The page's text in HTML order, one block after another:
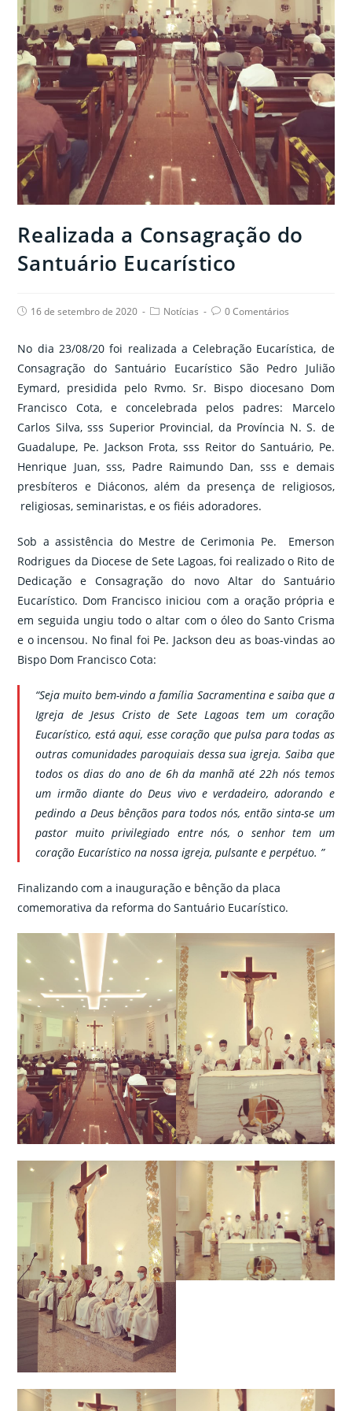
Realizada a Consagração do
Santuário Eucarístico
Post16 de setembro de 2020
PostNotícias
Post0 Comentários
No dia 23/08/20 foi realizada a Celebração Eucarística, de
Consagração do Santuário Eucarístico São Pedro Julião
Eymard, presidida pelo Rvmo. Sr. Bispo diocesano Dom
Francisco Cota, e concelebrada pelos padres: Marcelo
Carlos Silva, sss Superior Provincial, da Província N. S. de
Guadalupe, Pe. Jackson Frota, sss Reitor do Santuário, Pe.
Henrique Juan, sss, Padre Raimundo Dan, sss e demais
presbíteros e Diáconos, além da presença de religiosos,
religiosas, seminaristas, e os fiéis adoradores.
Sob a assistência do Mestre de Cerimonia Pe. Emerson
Rodrigues da Diocese de Sete Lagoas, foi realizado o Rito de
Dedicação e Consagração do novo Altar do Santuário
Eucarístico. Dom Francisco iniciou com a oração própria e
em seguida ungiu todo o altar com o óleo do Santo Crisma
e o incensou. No final foi Pe. Jackson deu as boas-vindas ao
Bispo Dom Francisco Cota:
“Seja muito bem-vindo a família Sacramentina e saiba que a
Igreja de Jesus Cristo de Sete Lagoas tem um coração
Eucarístico, está aqui, esse coração que pulsa para todas as
outras comunidades paroquiais dessa sua igreja. Saiba que
todos os dias do ano de 6h da manhã até 22h nós temos
um irmão diante do Deus vivo e verdadeiro, adorando e
pedindo a Deus bênçãos para todos nós, então sinta-se um
pastor muito privilegiado entre nós, o senhor tem um
coração Eucarístico na nossa igreja, pulsante e perpétuo. ”
Finalizando com a inauguração e bênção da placa
comemorativa da reforma do Santuário Eucarístico.